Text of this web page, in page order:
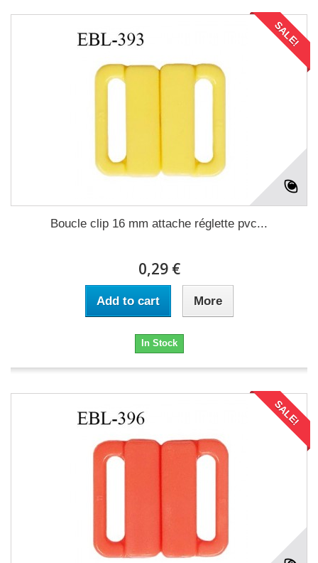
SALE!
Boucle clip 16 mm attache réglette pvc...
0,29 €
Add to cart More
In Stock
SALE!